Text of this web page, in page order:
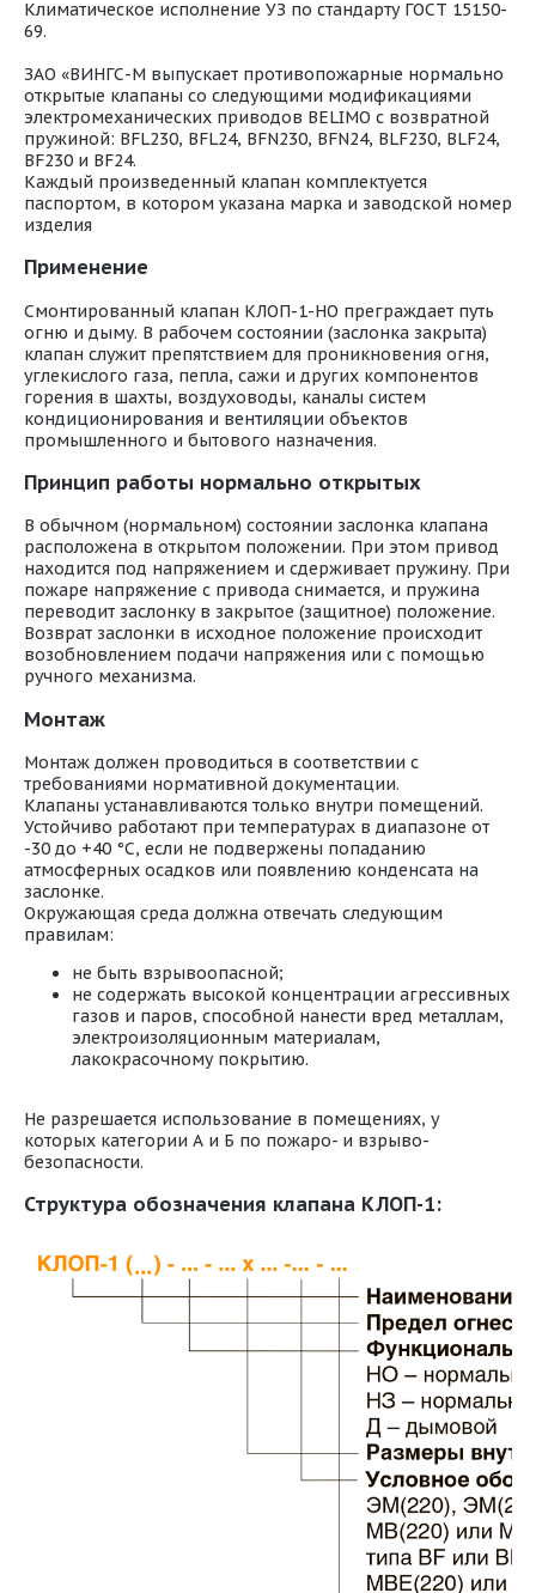
Климатическое исполнение УЗ по стандарту ГОСТ 15150-
69.
ЗАО «ВИНГС-М выпускает противопожарные нормально
открытые клапаны со следующими модификациями
электромеханических приводов BELIMO с возвратной
пружиной: BFL230, BFL24, BFN230, BFN24, BLF230, BLF24,
BF230 и BF24.
Каждый произведенный клапан комплектуется
паспортом, в котором указана марка и заводской номер
изделия
Применение
Смонтированный клапан КЛОП-1-НО преграждает путь
огню и дыму. В рабочем состоянии (заслонка закрыта)
клапан служит препятствием для проникновения огня,
углекислого газа, пепла, сажи и других компонентов
горения в шахты, воздуховоды, каналы систем
кондиционирования и вентиляции объектов
промышленного и бытового назначения.
Принцип работы нормально открытых
В обычном (нормальном) состоянии заслонка клапана
расположена в открытом положении. При этом привод
находится под напряжением и сдерживает пружину. При
пожаре напряжение с привода снимается, и пружина
переводит заслонку в закрытое (защитное) положение.
Возврат заслонки в исходное положение происходит
возобновлением подачи напряжения или с помощью
ручного механизма.
Монтаж
Монтаж должен проводиться в соответствии с
требованиями нормативной документации.
Клапаны устанавливаются только внутри помещений.
Устойчиво работают при температурах в диапазоне от
-30 до +40 °С, если не подвержены попаданию
атмосферных осадков или появлению конденсата на
заслонке.
Окружающая среда должна отвечать следующим
правилам:
не быть взрывоопасной;
не содержать высокой концентрации агрессивных
газов и паров, способной нанести вред металлам,
электроизоляционным материалам,
лакокрасочному покрытию.
Не разрешается использование в помещениях, у
которых категории А и Б по пожаро- и взрыво-
безопасности.
Структура обозначения клапана КЛОП-1: